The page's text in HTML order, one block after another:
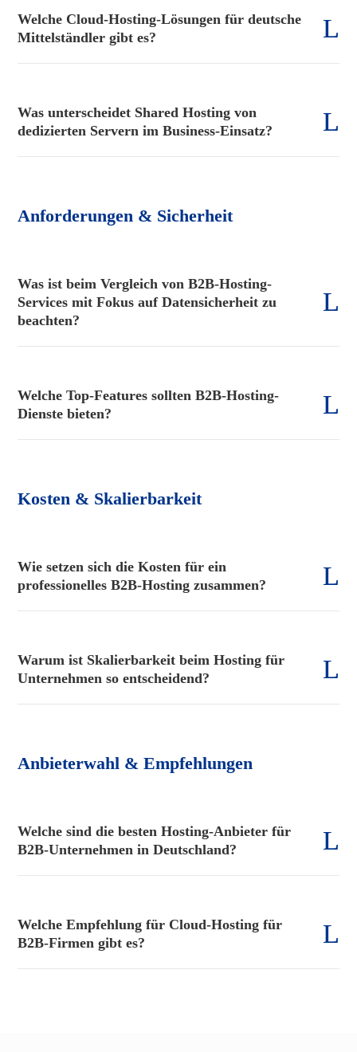
Welche Cloud-Hosting-Lösungen für deutsche
Mittelständler gibt es?
Was unterscheidet Shared Hosting von
dedizierten Servern im Business-Einsatz?
Anforderungen & Sicherheit
Was ist beim Vergleich von B2B-Hosting-
Services mit Fokus auf Datensicherheit zu
beachten?
Welche Top-Features sollten B2B-Hosting-
Dienste bieten?
Kosten & Skalierbarkeit
Wie setzen sich die Kosten für ein
professionelles B2B-Hosting zusammen?
Warum ist Skalierbarkeit beim Hosting für
Unternehmen so entscheidend?
Anbieterwahl & Empfehlungen
Welche sind die besten Hosting-Anbieter für
B2B-Unternehmen in Deutschland?
Welche Empfehlung für Cloud-Hosting für
B2B-Firmen gibt es?